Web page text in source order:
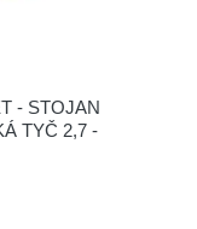
- STOJAN
TYČ 2,7 -